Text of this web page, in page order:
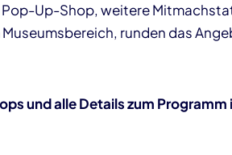
Up-Shop, weitere
runden das
und alle Details zum Programm